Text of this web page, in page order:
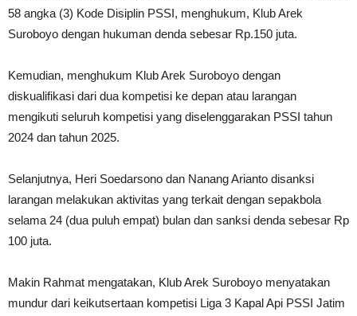
58 angka (3) Kode Disiplin PSSI, menghukum, Klub Arek
Suroboyo dengan hukuman denda sebesar Rp.150 juta.
Kemudian, menghukum Klub Arek Suroboyo dengan
diskualifikasi dari dua kompetisi ke depan atau larangan
mengikuti seluruh kompetisi yang diselenggarakan PSSI tahun
2024 dan tahun 2025.
Selanjutnya, Heri Soedarsono dan Nanang Arianto disanksi
larangan melakukan aktivitas yang terkait dengan sepakbola
selama 24 (dua puluh empat) bulan dan sanksi denda sebesar Rp
100 juta.
Makin Rahmat mengatakan, Klub Arek Suroboyo menyatakan
mundur dari keikutsertaan kompetisi Liga 3 Kapal Api PSSI Jatim